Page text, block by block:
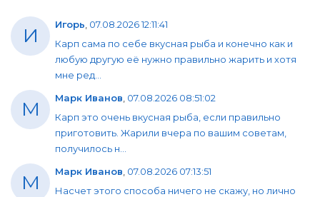
И Игорь 07.08.2026 12:11:41
Карп сама по себе вкусная рыба и конечно как и
любую другую её нужно правильно жарить и хотя
мне ред...
М Марк Иванов 07.08.2026 08:51:02
Карп это очень вкусная рыба, если правильно
приготовить. Жарили вчера по вашим советам,
получилось н...
М Марк Иванов 07.08.2026 07:13:51
Насчет этого способа ничего не скажу, но лично